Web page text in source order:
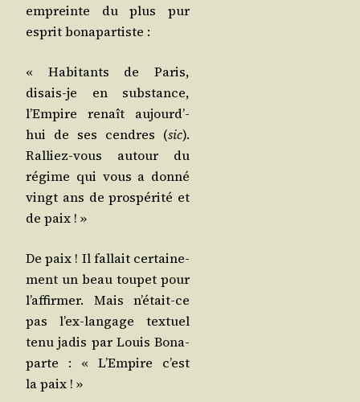
empreinte du plus pur
esprit bonapartiste :
« Habi­tants de Paris,
disais-je en sub­stance,
l’Em­pire renaît aujourd’­
hui de ses cendres (sic).
Ral­liez-vous autour du
régime qui vous a don­né
vingt ans de pros­pé­ri­té et
de paix ! »
De paix ! Il fal­lait cer­tai­ne­
ment un beau tou­pet pour
l’af­fir­mer. Mais n’é­tait-ce
pas l’ex-lan­gage tex­tuel
tenu jadis par Louis Bona­
parte : « L’Em­pire c’est
la paix ! »